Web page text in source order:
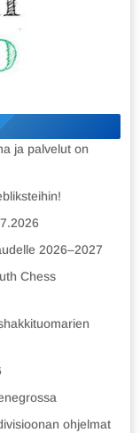
ja palvelut on
2026–2027
Chess
ohjelmat